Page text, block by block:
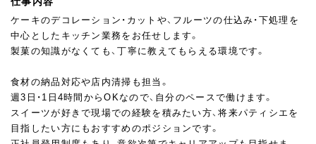
ケーキのデコレーション・カットや、フルーツの仕込み・下処理を
中心としたキッチン業務をお任せします。
製菓の知識がなくても、丁寧に教えてもらえる環境です。
食材の納品対応や店内清掃も担当。
週3日・1日4時間からOKなので、自分のペースで働けます。
スイーツが好きで現場での経験を積みたい方、将来パティシエを
目指したい方にもおすすめのポジションです。